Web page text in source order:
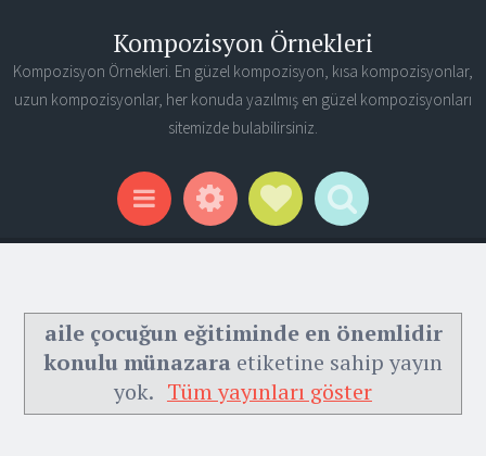
Kompozisyon Örnekleri
Kompozisyon Örnekleri. En güzel kompozisyon, kısa kompozisyonlar,
uzun kompozisyonlar, her konuda yazılmış en güzel kompozisyonları
sitemizde bulabilirsiniz.
Menu WidgetsSocial Links
Search
aile çocuğun eğitiminde en önemlidir
konulu münazara etiketine sahip yayın
yok. Tüm yayınları göster